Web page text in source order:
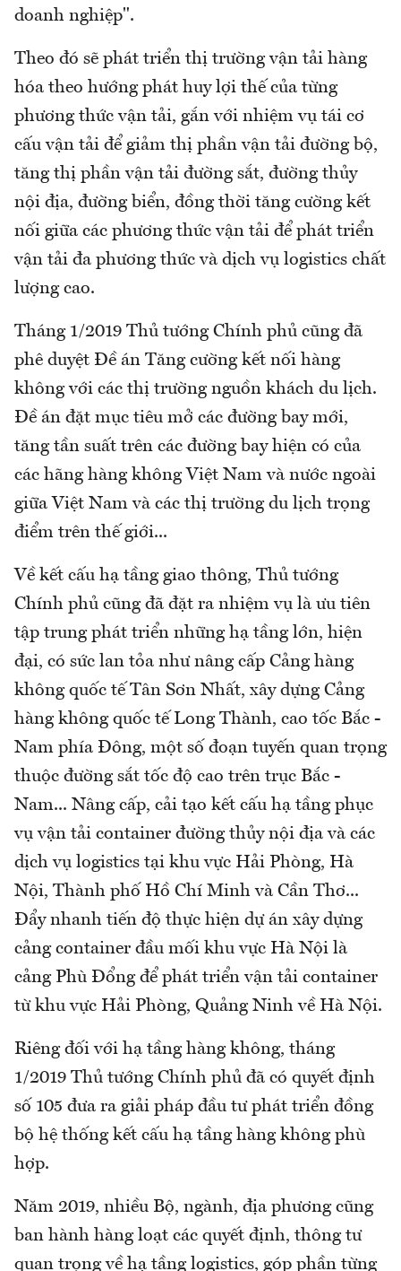
doanh nghiệp".
Theo đó sẽ phát triển thị trường vận tải hàng
hóa theo hướng phát huy lợi thế của từng
phương thức vận tải, gắn với nhiệm vụ tái cơ
cấu vận tải để giảm thị phần vận tải đường bộ,
tăng thị phần vận tải đường sắt, đường thủy
nội địa, đường biển, đồng thời tăng cường kết
nối giữa các phương thức vận tải để phát triển
vận tải đa phương thức và dịch vụ logistics chất
lượng cao.
Tháng 1/2019 Thủ tướng Chính phủ cũng đã
phê duyệt Đề án Tăng cường kết nối hàng
không với các thị trường nguồn khách du lịch.
Đề án đặt mục tiêu mở các đường bay mới,
tăng tần suất trên các đường bay hiện có của
các hãng hàng không Việt Nam và nước ngoài
giữa Việt Nam và các thị trường du lịch trọng
điểm trên thế giới...
Về kết cấu hạ tầng giao thông, Thủ tướng
Chính phủ cũng đã đặt ra nhiệm vụ là ưu tiên
tập trung phát triển những hạ tầng lớn, hiện
đại, có sức lan tỏa như nâng cấp Cảng hàng
không quốc tế Tân Sơn Nhất, xây dựng Cảng
hàng không quốc tế Long Thành, cao tốc Bắc -
Nam phía Đông, một số đoạn tuyến quan trọng
thuộc đường sắt tốc độ cao trên trục Bắc -
Nam... Nâng cấp, cải tạo kết cấu hạ tầng phục
vụ vận tải container đường thủy nội địa và các
dịch vụ logistics tại khu vực Hải Phòng, Hà
Nội, Thành phố Hồ Chí Minh và Cần Thơ...
Đẩy nhanh tiến độ thực hiện dự án xây dựng
cảng container đầu mối khu vực Hà Nội là
cảng Phù Đổng để phát triển vận tải container
từ khu vực Hải Phòng, Quảng Ninh về Hà Nội.
Riêng đối với hạ tầng hàng không, tháng
1/2019 Thủ tướng Chính phủ đã có quyết định
số 105 đưa ra giải pháp đầu tư phát triển đồng
bộ hệ thống kết cấu hạ tầng hàng không phù
hợp.
Năm 2019, nhiều Bộ, ngành, địa phương cũng
ban hành hàng loạt các quyết định, thông tư
quan trọng về hạ tầng logistics, góp phần từng